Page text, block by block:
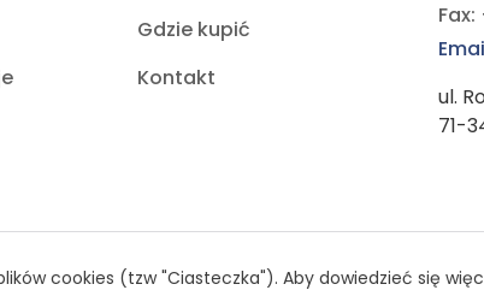
Gdzie kupić
Kontakt
Fax:
ul.
71-
cookies (tzw "Ciasteczka"). Aby dowiedzieć się